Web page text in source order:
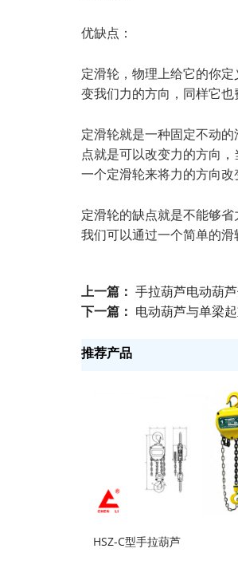
优缺点：
定滑轮，物理上给它的你
变我们力的方向，同样它也
定滑轮就是一种固定不动
点就是可以改变力的方向
一个定滑轮来将力的方向改
定滑轮的缺点就是不能够
我们可以通过一个简单的滑
上一篇： 手拉葫芦电动葫
下一篇： 电动葫芦与单梁
推荐产品
HSZ-C型手拉葫芦